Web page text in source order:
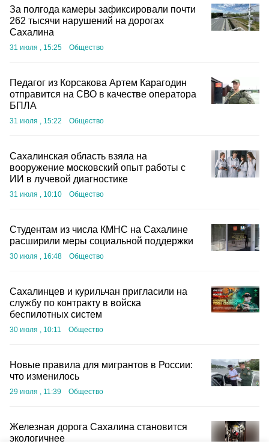
За полгода камеры зафиксировали почти
262 тысячи нарушений на дорогах
Сахалина
31 июля , 15:25 Общество
Педагог из Корсакова Артем Карагодин
отправится на СВО в качестве оператора
БПЛА
31 июля , 15:22 Общество
Сахалинская область взяла на
вооружение московский опыт работы с
ИИ в лучевой диагностике
31 июля , 10:10 Общество
Студентам из числа КМНС на Сахалине
расширили меры социальной поддержки
30 июля , 16:48 Общество
Сахалинцев и курильчан пригласили на
службу по контракту в войска
беспилотных систем
30 июля , 10:11 Общество
Новые правила для мигрантов в России:
что изменилось
29 июля , 11:39 Общество
Железная дорога Сахалина становится
экологичнее